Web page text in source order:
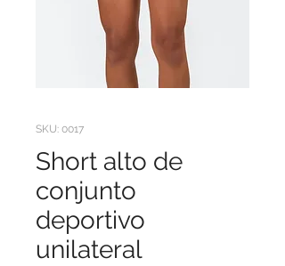
SKU: 0017
Short alto de
conjunto
deportivo
unilateral